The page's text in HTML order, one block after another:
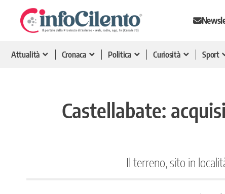
Attualità Cronaca Politica Curiosità Sport
Castellabate:
Il terreno, sito in